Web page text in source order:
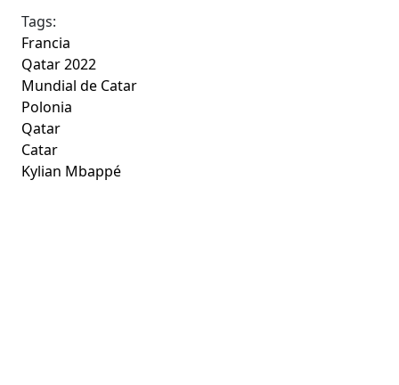
Tags:
Francia
Qatar 2022
Mundial de Catar
Polonia
Qatar
Catar
Kylian Mbappé